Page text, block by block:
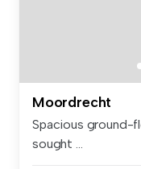
Moordrecht
Spacious ground-
sought ...